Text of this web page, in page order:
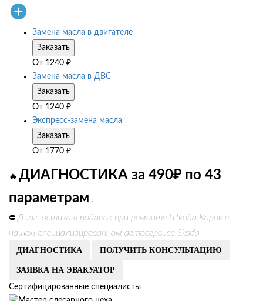
Замена масла в двигателе
Заказать
От 1240 ₽
Замена масла в ДВС
Заказать
От 1240 ₽
Экспресс-замена масла
Заказать
От 1770 ₽
🔥 ДИАГНОСТИКА за 490₽ по 43
параметрам .
⛔ Диагностика в подарок при ремонте Шкода Карок в
нашем специализированном автосервисе Skoda
ДИАГНОСТИКА ПОЛУЧИТЬ КОНСУЛЬТАЦИЮ
ЗАЯВКА НА ЭВАКУАТОР
Сертифицированные специалисты